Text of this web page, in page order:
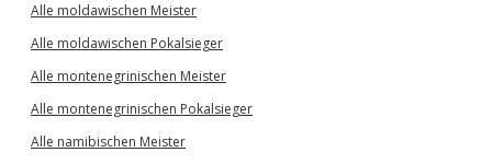
Alle moldawischen Meister
Alle moldawischen Pokalsieger
Alle montenegrinischen Meister
Alle montenegrinischen Pokalsieger
Alle namibischen Meister